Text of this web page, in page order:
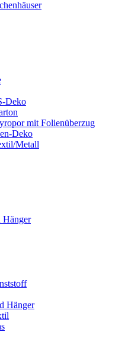
Deko
mit Folienüberzug
Deko
Metall
Hänger
Hänger